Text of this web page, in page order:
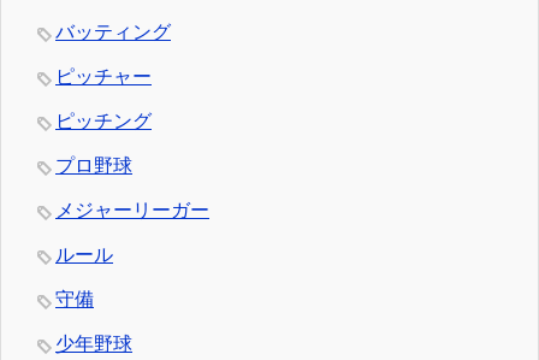
バッティング
ピッチャー
ピッチング
プロ野球
メジャーリーガー
ルール
守備
少年野球